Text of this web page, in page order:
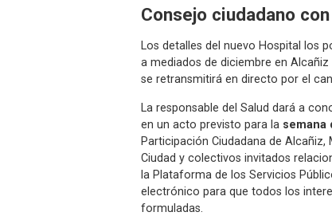
Consejo ciudadano
Los detalles del nuevo Hospital los
a mediados de diciembre en
se retransmitirá en directo por el
La responsable del Salud dará a
en un acto previsto para la semana
Participación Ciudadana de
Ciudad y colectivos invitados
la Plataforma de los Servicios
electrónico para que todos los
formuladas.